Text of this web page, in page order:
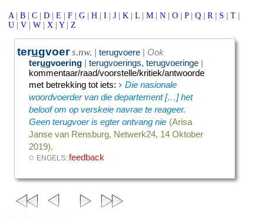
A | B | C | D | E | F | G | H | I | J | K | L | M | N | O | P | Q | R | S | T |
U | V | W | X | Y | Z
terugvoer s.nw. |terugvoere | Ook
terugvoering |terugvoerings, terugvoeringe |
kommentaar/raad/voorstelle/kritiek/antwoorde
met betrekking tot iets:› Die nasionale
woordvoerder van die departement […] het
beloof om op verskeie navrae te reageer.
Geen terugvoer is egter ontvang nie (Arisa
Janse van Rensburg, Netwerk24, 14 Oktober
2019).
◌ ENGELS:feedback